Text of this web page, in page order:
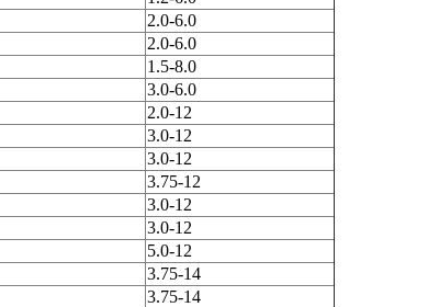
2.0-6.0
2.0-6.0
1.5-8.0
3.0-6.0
2.0-12
3.0-12
3.0-12
3.75-12
3.0-12
3.0-12
5.0-12
3.75-14
3.75-14